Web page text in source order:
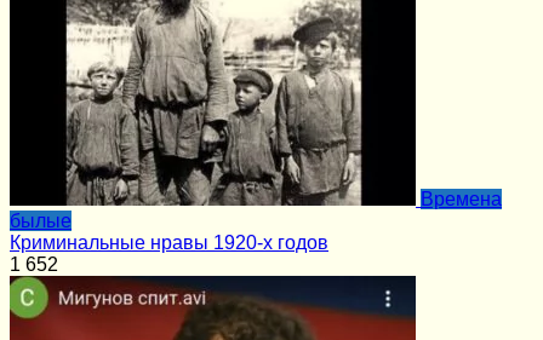
Времена
былые
Криминальные нравы 1920-х годов
1 652